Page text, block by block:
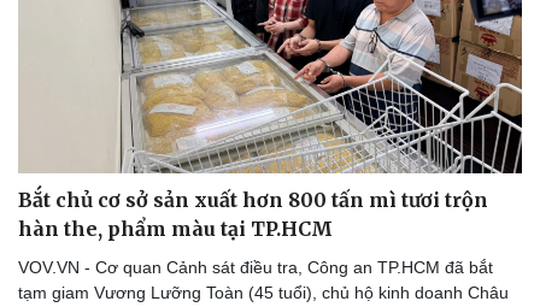
Bắt chủ cơ sở sản xuất hơn 800 tấn mì tươi trộn
hàn the, phẩm màu tại TP.HCM
VOV.VN - Cơ quan Cảnh sát điều tra, Công an TP.HCM đã bắt
tạm giam Vương Lưỡng Toàn (45 tuổi), chủ hộ kinh doanh Châu